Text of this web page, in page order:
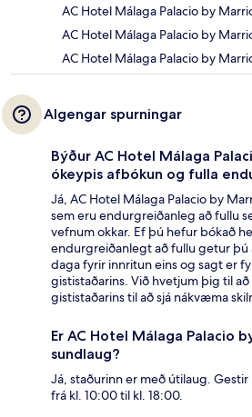
AC Hotel Málaga Palacio by
AC Hotel Málaga Palacio by
AC Hotel Málaga Palacio by
Algengar spurningar
Býður AC Hotel Málaga
ókeypis afbókun og fulla
Já, AC Hotel Málaga Palacio by
sem eru endurgreiðanleg að fullu
vefnum okkar. Ef þú hefur bókað
endurgreiðanlegt að fullu getur þú
daga fyrir innritun eins og sagt er
gististaðarins. Við hvetjum þig til
gististaðarins til að sjá nákvæma
Er AC Hotel Málaga Palacio
sundlaug?
Já, staðurinn er með útilaug.
frá kl. 10:00 til kl. 18:00.